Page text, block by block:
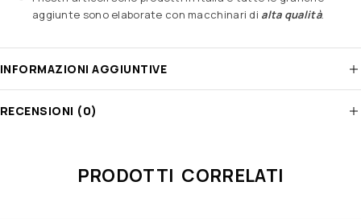
aggiunte sono elaborate con macchinari di alta qualità.
INFORMAZIONI AGGIUNTIVE
RECENSIONI (0)
PRODOTTI CORRELATI